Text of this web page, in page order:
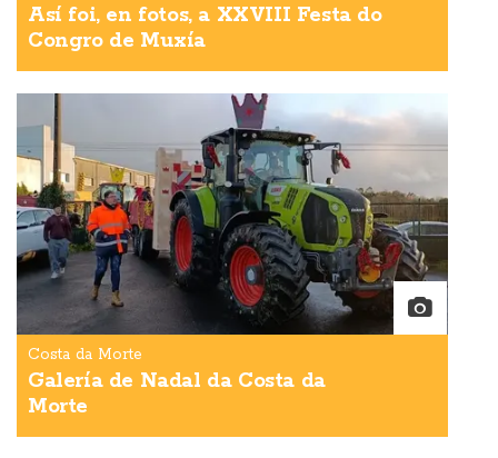
Así foi, en fotos, a XXVIII Festa do
Congro de Muxía
Costa da Morte
Galería de Nadal da Costa da
Morte